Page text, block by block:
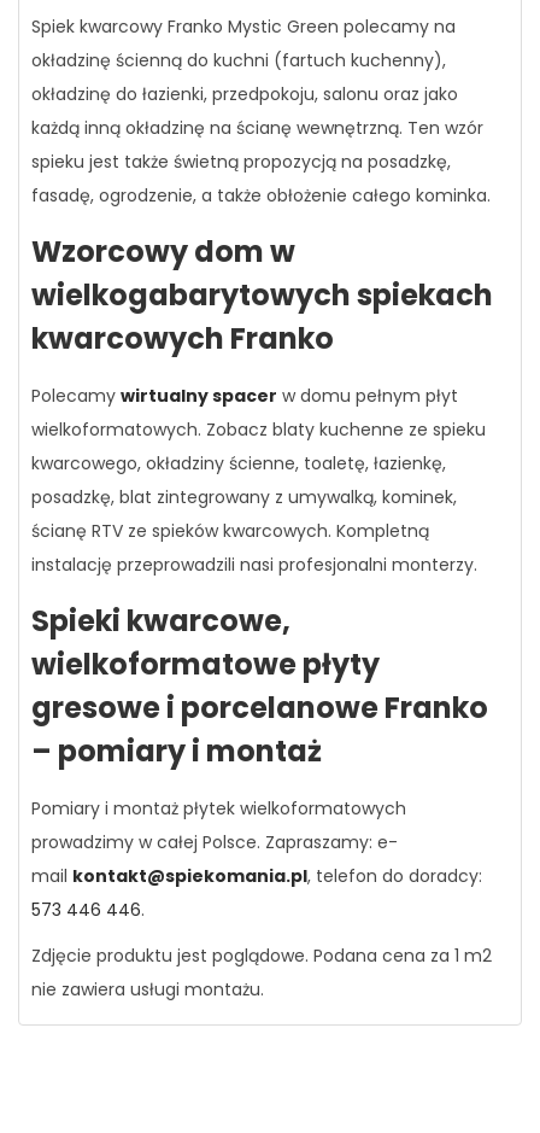
Spiek kwarcowy Franko Mystic Green polecamy na
okładzinę ścienną do kuchni (fartuch kuchenny),
okładzinę do łazienki, przedpokoju, salonu oraz jako
każdą inną okładzinę na ścianę wewnętrzną. Ten wzór
spieku jest także świetną propozycją na posadzkę,
fasadę, ogrodzenie, a także obłożenie całego kominka.
Wzorcowy dom w
wielkogabarytowych spiekach
kwarcowych Franko
Polecamy wirtualny spacer w domu pełnym płyt
wielkoformatowych. Zobacz blaty kuchenne ze spieku
kwarcowego, okładziny ścienne, toaletę, łazienkę,
posadzkę, blat zintegrowany z umywalką, kominek,
ścianę RTV ze spieków kwarcowych. Kompletną
instalację przeprowadzili nasi profesjonalni monterzy.
Spieki kwarcowe,
wielkoformatowe płyty
gresowe i porcelanowe Franko
– pomiary i montaż
Pomiary i montaż płytek wielkoformatowych
prowadzimy w całej Polsce. Zapraszamy: e-
mail kontakt@spiekomania.pl, telefon do doradcy:
573 446 446.
Zdjęcie produktu jest poglądowe. Podana cena za 1 m2
nie zawiera usługi montażu.